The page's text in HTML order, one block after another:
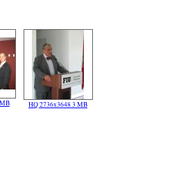
HQ 2736x3648 3 MB